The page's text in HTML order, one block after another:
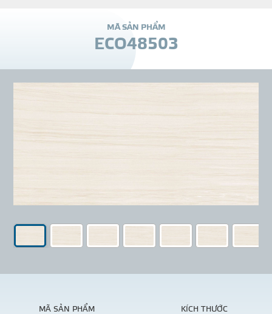
THƯ
MÃ SẢN PHẨM
ECO48503
MÃ SẢN PHẨM KÍCH THƯỚC